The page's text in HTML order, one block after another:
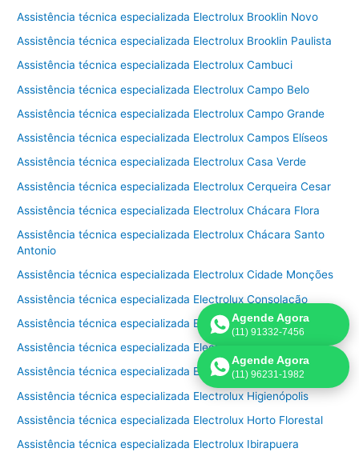
Assistência técnica especializada Electrolux Brooklin Novo
Assistência técnica especializada Electrolux Brooklin Paulista
Assistência técnica especializada Electrolux Cambuci
Assistência técnica especializada Electrolux Campo Belo
Assistência técnica especializada Electrolux Campo Grande
Assistência técnica especializada Electrolux Campos Elíseos
Assistência técnica especializada Electrolux Casa Verde
Assistência técnica especializada Electrolux Cerqueira Cesar
Assistência técnica especializada Electrolux Chácara Flora
Assistência técnica especializada Electrolux Chácara Santo
Antonio
Assistência técnica especializada Electrolux Cidade Monções
Assistência técnica especializada Electrolux Consolação
Assistência técnica especializada Electrolux Freguesia do Ó
Assistência técnica especializada Electrolux Granja Julieta
Assistência técnica especializada Electrolux Granja Viana
Assistência técnica especializada Electrolux Higienópolis
Assistência técnica especializada Electrolux Horto Florestal
Assistência técnica especializada Electrolux Ibirapuera
Agende Agora
(11) 91332-7456
Agende Agora
(11) 96231-1982